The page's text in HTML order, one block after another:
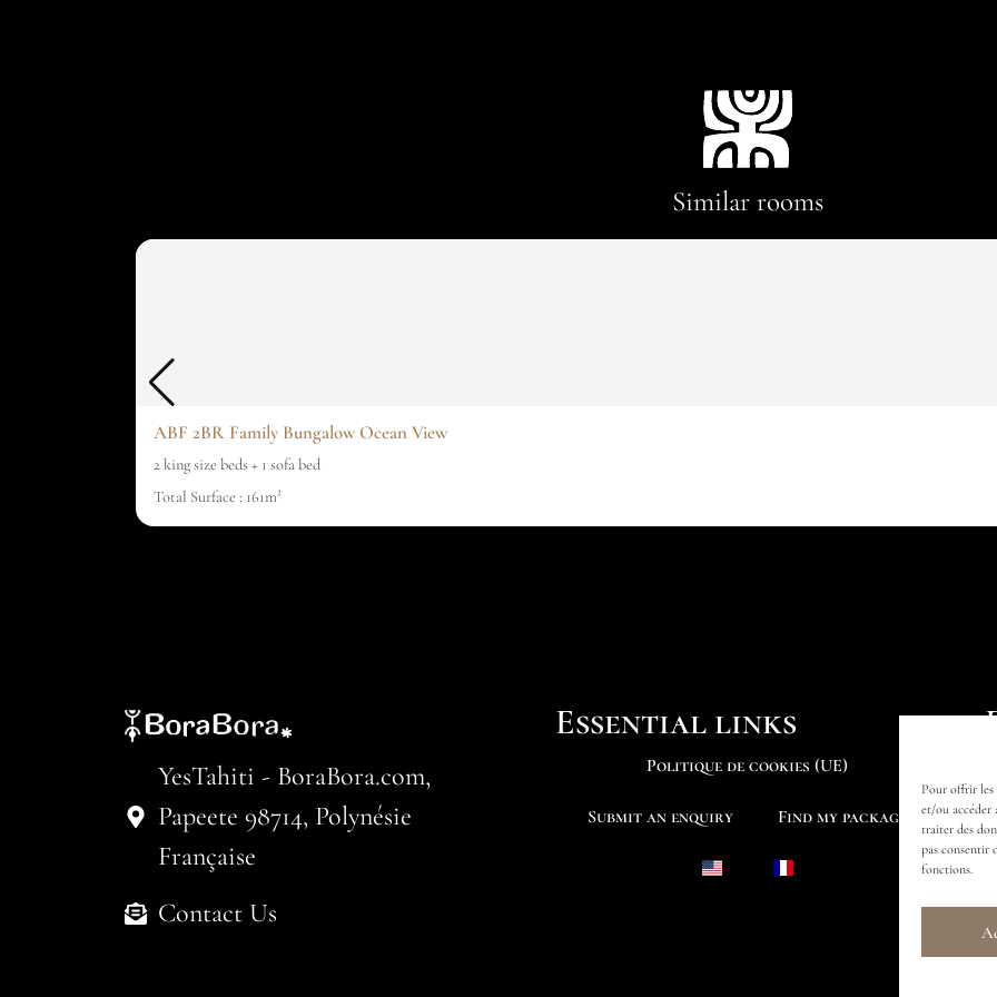
Pour offrir les
et/ou accéder
traiter des
pas consentir
fonctions.
Similar rooms
ABF 2BR Family Bungalow Ocean View
2 king size beds + 1 sofa bed
Total Surface : 161m²
YesTahiti - BoraBora.com,
Papeete 98714, Polynésie
Française
Contact Us
Essential links
Politique de cookies (UE)
Submit an enquiry Find my package